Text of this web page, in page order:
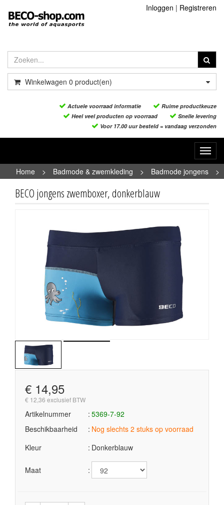
Inloggen | Registreren
Winkelwagen 0 product(en)
Actuele voorraad informatie
Ruime productkeuze
Heel veel producten op voorraad
Snelle levering
Voor 17.00 uur besteld = vandaag verzonden
Home
> Badmode & zwemkleding > Badmode jongens
>
BECO jongens zwemboxer, donkerblauw
BECO jongens zwemboxer, donkerblauw
€ 14,95
€ 12,36 exclusief BTW
Artikelnummer
5369-7-92
Beschikbaarheid
Nog slechts 2 stuks op voorraad
Kleur
Donkerblauw
Maat